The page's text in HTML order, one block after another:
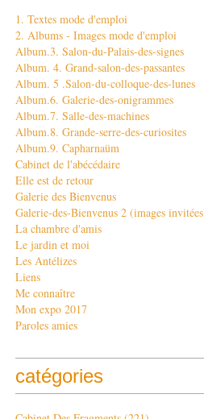
1. Textes mode d'emploi
2. Albums - Images mode d'emploi
Album.3. Salon-du-Palais-des-signes
Album. 4. Grand-salon-des-passantes
Album. 5 .Salon-du-colloque-des-lunes
Album.6. Galerie-des-onigrammes
Album.7. Salle-des-machines
Album.8. Grande-serre-des-curiosites
Album.9. Capharnaüm
Cabinet de l'abécédaire
Elle est de retour
Galerie des Bienvenus
Galerie-des-Bienvenus 2 (images
La chambre d'amis
Le jardin et moi
Les Antélizes
Liens
Me connaître
Mon expo 2017
Paroles amies
catégories